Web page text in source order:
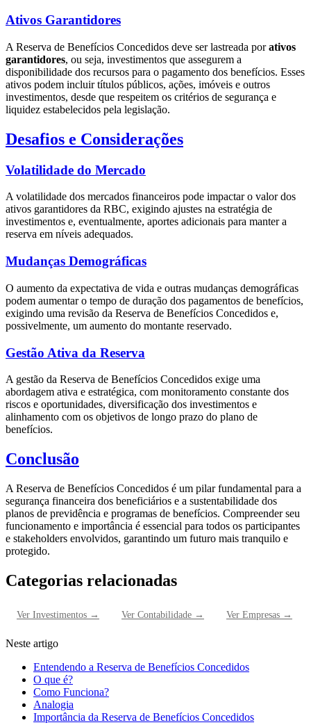
Ativos Garantidores
A Reserva de Benefícios Concedidos deve ser lastreada porativos
garantidores, ou seja, investimentos que assegurem a
disponibilidade dos recursos para o pagamento dos benefícios. Esses
ativos podem incluir títulos públicos, ações, imóveis e outros
investimentos, desde que respeitem os critérios de segurança e
liquidez estabelecidos pela legislação.
Desafios e Considerações
Volatilidade do Mercado
A volatilidade dos mercados financeiros pode impactar o valor dos
ativos garantidores da RBC, exigindo ajustes na estratégia de
investimentos e, eventualmente, aportes adicionais para manter a
reserva em níveis adequados.
Mudanças Demográficas
O aumento da expectativa de vida e outras mudanças demográficas
podem aumentar o tempo de duração dos pagamentos de benefícios,
exigindo uma revisão da Reserva de Benefícios Concedidos e,
possivelmente, um aumento do montante reservado.
Gestão Ativa da Reserva
A gestão da Reserva de Benefícios Concedidos exige uma
abordagem ativa e estratégica, com monitoramento constante dos
riscos e oportunidades, diversificação dos investimentos e
alinhamento com os objetivos de longo prazo do plano de
benefícios.
Conclusão
A Reserva de Benefícios Concedidos é um pilar fundamental para a
segurança financeira dos beneficiários e a sustentabilidade dos
planos de previdência e programas de benefícios. Compreender seu
funcionamento e importância é essencial para todos os participantes
e stakeholders envolvidos, garantindo um futuro mais tranquilo e
protegido.
Categorias relacionadas
Ver Investimentos → Ver Contabilidade → Ver Empresas →
Neste artigo
Entendendo a Reserva de Benefícios Concedidos
O que é?
Como Funciona?
Analogia
Importância da Reserva de Benefícios Concedidos